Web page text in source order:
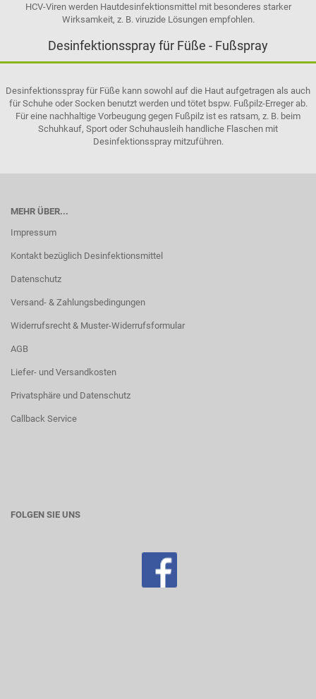
HCV-Viren werden Hautdesinfektionsmittel mit besonderes starker
Wirksamkeit, z. B. viruzide Lösungen empfohlen.
Desinfektionsspray für Füße - Fußspray
Desinfektionsspray für Füße kann sowohl auf die Haut aufgetragen als auch
für Schuhe oder Socken benutzt werden und tötet bspw. Fußpilz-Erreger ab.
Für eine nachhaltige Vorbeugung gegen Fußpilz ist es ratsam, z. B. beim
Schuhkauf, Sport oder Schuhausleih handliche Flaschen mit
Desinfektionsspray mitzuführen.
MEHR ÜBER...
Impressum
Kontakt bezüglich Desinfektionsmittel
Datenschutz
Versand- & Zahlungsbedingungen
Widerrufsrecht & Muster-Widerrufsformular
AGB
Liefer- und Versandkosten
Privatsphäre und Datenschutz
Callback Service
FOLGEN SIE UNS